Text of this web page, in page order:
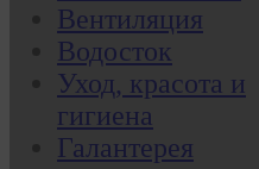
Вентиляция
Водосток
Уход, красота и
гигиена
Галантерея